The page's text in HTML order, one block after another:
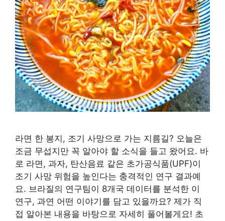
라면 한 봉지, 조기 사망으로 가는 지름길? 오늘은
조금 무섭지만 꼭 알아야 할 소식을 들고 왔어요. 바
로 라면, 과자, 탄산음료 같은 초가공식품(UPF)이
조기 사망 위험을 높인다는 충격적인 연구 결과예
요. 브라질의 연구팀이 8개국 데이터를 분석한 이
연구, 과연 어떤 이야기를 담고 있을까요? 제가 직
접 알아본 내용을 바탕으로 자세히 풀어볼게요! 초